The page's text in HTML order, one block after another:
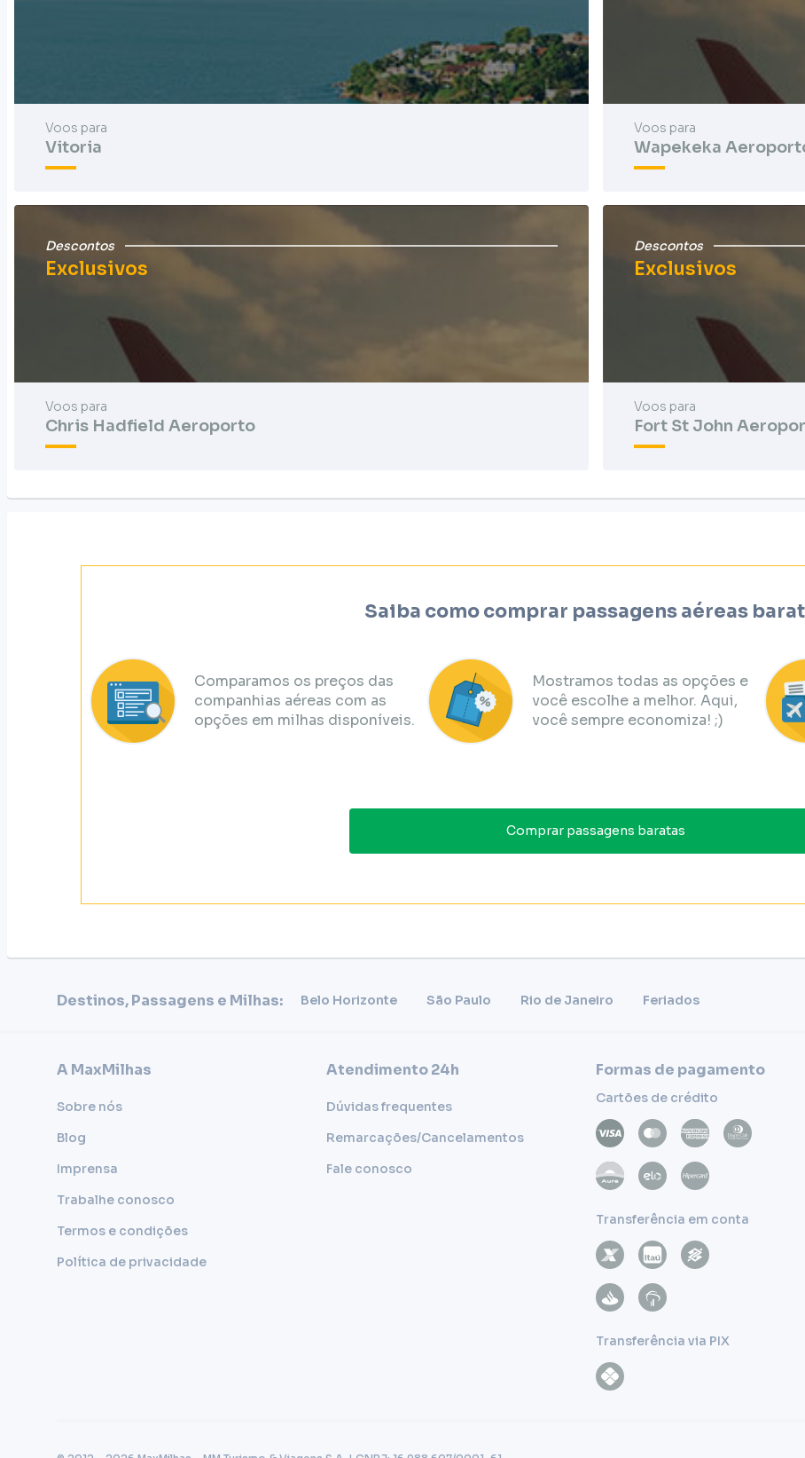
Voos para
Vitoria
Voos para
Wapekeka
Descontos
Exclusivos
Voos para
Chris Hadfield Aeroporto
Descontos
Exclusivos
Voos para
Fort St John
Saiba como comprar passagens aéreas
Comparamos os preços das
companhias aéreas com as
opções em milhas disponíveis.
Mostramos todas as opções e
você escolhe a melhor. Aqui,
você sempre economiza! ;)
Comprar passagens baratas
Destinos, Passagens e Milhas: Belo Horizonte São Paulo Rio de Janeiro Feriados
A MaxMilhas
Sobre nós
Blog
Imprensa
Trabalhe conosco
Termos e condições
Política de privacidade
Atendimento 24h
Dúvidas frequentes
Remarcações/Cancelamentos
Fale conosco
Formas de pagamento
Cartões de crédito
Transferência em conta
Transferência via PIX